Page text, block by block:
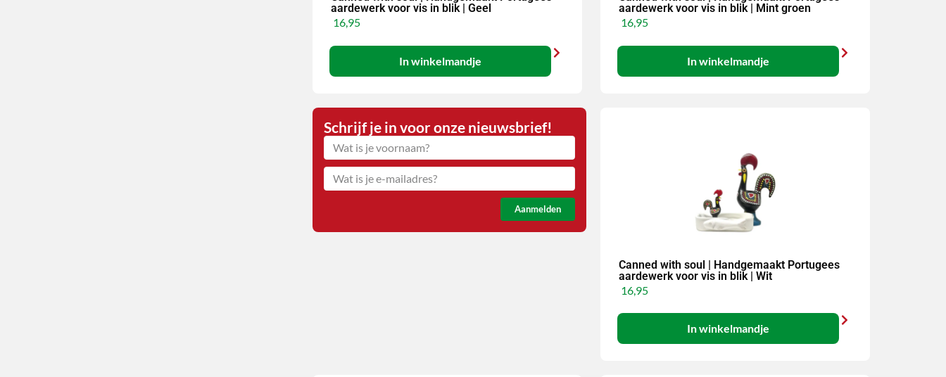
aardewerk voor vis in blik | Geel
16,95
In winkelmandje
aardewerk voor vis in blik | Mint groen
16,95
In winkelmandje
Schrijf je in voor onze nieuwsbrief!
Aanmelden
Canned with soul | Handgemaakt Portugees
aardewerk voor vis in blik | Wit
16,95
In winkelmandje